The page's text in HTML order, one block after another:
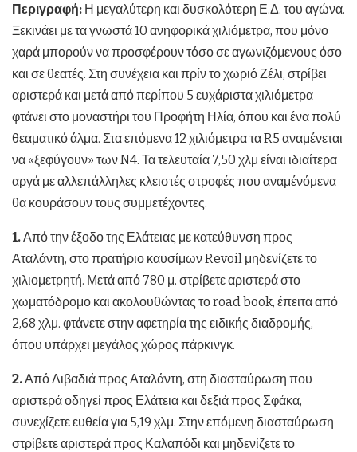
Περιγραφή: Η μεγαλύτερη και δυσκολότερη Ε.Δ. του αγώνα.
Ξεκινάει με τα γνωστά 10 ανηφορικά χιλιόμετρα, που μόνο
χαρά μπορούν να προσφέρουν τόσο σε αγωνιζόμενους όσο
και σε θεατές. Στη συνέχεια και πρίν το χωριό Ζέλι, στρίβει
αριστερά και μετά από περίπου 5 ευχάριστα χιλιόμετρα
φτάνει στο μοναστήρι του Προφήτη Ηλία, όπου και ένα πολύ
θεαματικό άλμα. Στα επόμενα 12 χιλιόμετρα τα R5 αναμένεται
να «ξεφύγουν» των N4. Τα τελευταία 7,50 χλμ είναι ιδιαίτερα
αργά με αλλεπάλληλες κλειστές στροφές που αναμένόμενα
θα κουράσουν τους συμμετέχοντες.
1.Από την έξοδο της Ελάτειας με κατεύθυνση προς
Αταλάντη, στο πρατήριο καυσίμων Revoil μηδενίζετε το
χιλιομετρητή. Μετά από 780 μ. στρίβετε αριστερά στο
χωματόδρομο και ακολουθώντας το road book, έπειτα από
2,68 χλμ. φτάνετε στην αφετηρία της ειδικής διαδρομής,
όπου υπάρχει μεγάλος χώρος πάρκινγκ.
2.Από Λιβαδιά προς Αταλάντη, στη διασταύρωση που
αριστερά οδηγεί προς Ελάτεια και δεξιά προς Σφάκα,
συνεχίζετε ευθεία για 5,19 χλμ. Στην επόμενη διασταύρωση
στρίβετε αριστερά προς Καλαπόδι και μηδενίζετε το